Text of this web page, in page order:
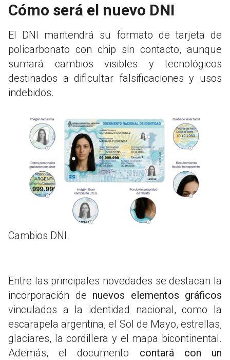
Cómo será el nuevo DNI
El DNI mantendrá su formato de tarjeta de
policarbonato con chip sin contacto, aunque
sumará cambios visibles y tecnológicos
destinados a dificultar falsificaciones y usos
indebidos.
Cambios DNI.
Entre las principales novedades se destacan la
incorporación de nuevos elementos gráficos
vinculados a la identidad nacional, como la
escarapela argentina, el Sol de Mayo, estrellas,
glaciares, la cordillera y el mapa bicontinental.
Además, el documento contará con un